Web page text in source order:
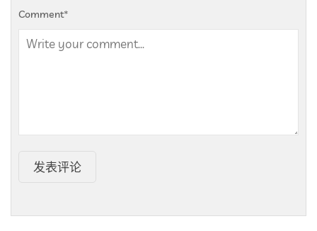
Comment*
发表评论